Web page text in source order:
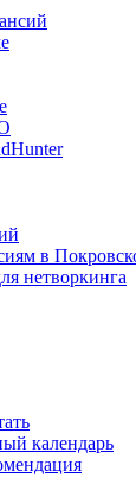
в
нетворкинга
календарь